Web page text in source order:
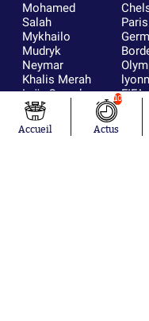
Mohamed
Salah
Mykhailo
Mudryk
Neymar
Khalis Merah
Loïs Openda
Moussa
Niakhaté
Nicolás
FIFA
RC
AC
Accueil
10
Actus